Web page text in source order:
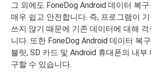
그 외에도 FoneDog Android 데이터 복
매우 쉽고 안전합니다. 즉, 프로그램이
쓰지 않기 때문에 기존 데이터에 대해
니다. 또한 FoneDog Android 데이터 복
블릿, SD 카드 및 Android 휴대폰의 내부
구할 수 있습니다.